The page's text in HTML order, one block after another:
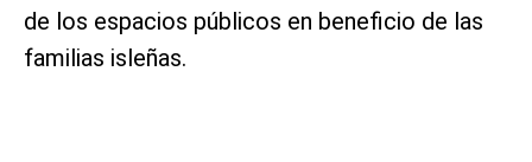
de los espacios públicos en beneficio de las
familias isleñas.